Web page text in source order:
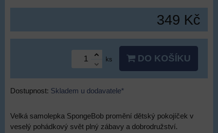
349 Kč
ks DO KOŠÍKU
Dostupnost: Skladem u dodavatele*
Velká samolepka SpongeBob promění dětský pokojíček v
veselý pohádkový svět plný zábavy a dobrodružství.